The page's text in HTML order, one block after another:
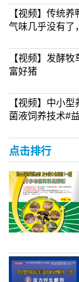
【视频】传统
气味几乎没有了
【视频】发酵
富好猪
【视频】中小
菌液饲养技术#
点击排行